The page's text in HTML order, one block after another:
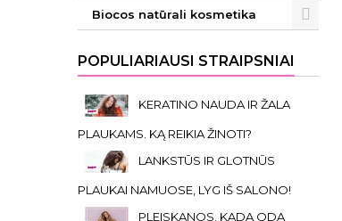
Biocos natūrali kosmetika
POPULIARIAUSI STRAIPSNIAI
KERATINO NAUDA IR ŽALA
PLAUKAMS. KĄ REIKIA ŽINOTI?
LANKSTŪS IR GLOTNŪS
PLAUKAI NAMUOSE, LYG IŠ SALONO!
PLEISKANOS. KADA ODA